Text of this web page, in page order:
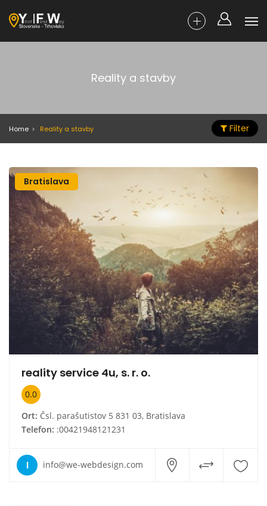
Reality a stavby
Home Reality a stavby Filter
Bratislava
reality service 4u, s. r. o.
0.0
Ort: Čsl. parašutistov 5 831 03, Bratislava
Telefon: :00421948121231
I info@we-webdesign.com